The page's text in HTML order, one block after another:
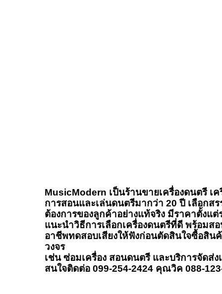
MusicModern เป็นร้านขายเครื่องดนตรี เ
การสอนและเล่นดนตรีมากว่า 20 ปี เลือก
ต้องการของลูกค้าอย่างแท้จริง มีราคาตั้งแ
แนะนำวิธีการเลือกเครื่องดนตรีที่ดี พร้อม
อาชีพทดสอบเสียงให้ฟังก่อนตัดสินใจซื้อสิ
วงจร
เช่น ซ่อมเครื่อง สอนดนตรี และบริการจัดส่
สนใจติดต่อ 099-254-2424 คุณวิค 088-